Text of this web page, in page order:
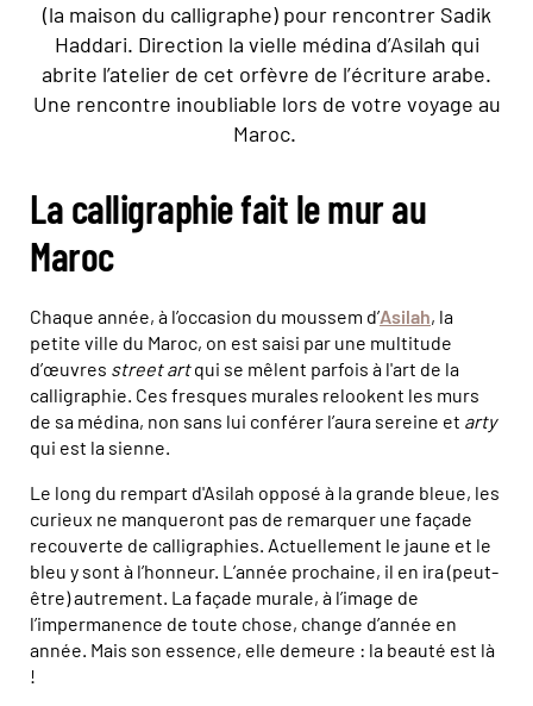
(la maison du calligraphe) pour rencontrer Sadik
Haddari. Direction la vielle médina d’Asilah qui
abrite l’atelier de cet orfèvre de l’écriture arabe.
Une rencontre inoubliable lors de votre voyage au
Maroc.
La calligraphie fait le mur au
Maroc
Chaque année, à l’occasion du moussem d’Asilah, la
petite ville du Maroc, on est saisi par une multitude
d’œuvres street artqui se mêlent parfois à l'art de la
calligraphie. Ces fresques murales relookent les murs
de sa médina, non sans lui conférer l’aura sereine et arty
qui est la sienne.
Le long du rempart d'Asilah opposé à la grande bleue, les
curieux ne manqueront pas de remarquer une façade
recouverte de calligraphies. Actuellement le jaune et le
bleu y sont à l’honneur. L’année prochaine, il en ira (peut-
être) autrement. La façade murale, à l’image de
l’impermanence de toute chose, change d’année en
année. Mais son essence, elle demeure : la beauté est là
!